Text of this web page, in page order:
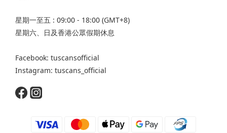
星期一至五 : 09:00 - 18:00 (GMT+8)
星期六、日及香港公眾假期休息
Facebook: tuscansofficial
Instagram: tuscans_official